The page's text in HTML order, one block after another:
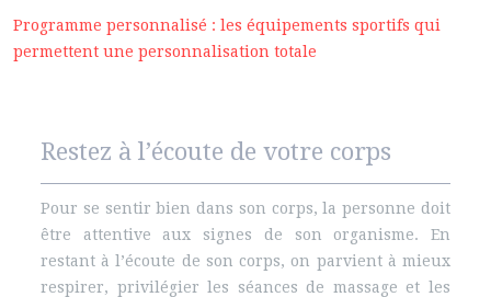
Programme personnalisé : les équipements sportifs qui
permettent une personnalisation totale
Restez à l’écoute de votre corps
Pour se sentir bien dans son corps, la personne doit
être attentive aux signes de son organisme. En
restant à l’écoute de son corps, on parvient à mieux
respirer, privilégier les séances de massage et les